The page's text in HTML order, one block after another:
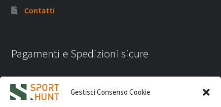
Gestisci Consenso Cookie
Contatti
Pagamenti e Spedizioni sicure